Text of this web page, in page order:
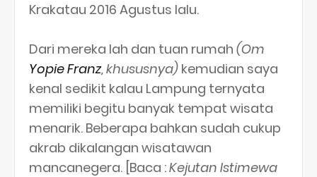
Krakatau 2016 Agustus lalu.
Dari mereka lah dan tuan rumah (Om
Yopie Franz, khususnya) kemudian saya
kenal sedikit kalau Lampung ternyata
memiliki begitu banyak tempat wisata
menarik. Beberapa bahkan sudah cukup
akrab dikalangan wisatawan
mancanegera. [Baca :Kejutan Istimewa